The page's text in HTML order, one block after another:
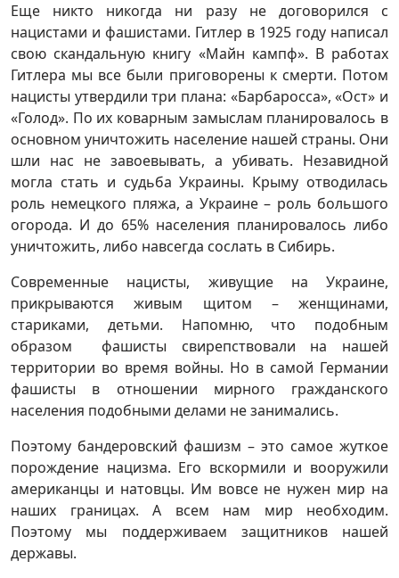
Еще никто никогда ни разу не договорился с
нацистами и фашистами. Гитлер в 1925 году написал
свою скандальную книгу «Майн кампф». В работах
Гитлера мы все были приговорены к смерти. Потом
нацисты утвердили три плана: «Барбаросса», «Ост» и
«Голод». По их коварным замыслам планировалось в
основном уничтожить население нашей страны. Они
шли нас не завоевывать, а убивать. Незавидной
могла стать и судьба Украины. Крыму отводилась
роль немецкого пляжа, а Украине – роль большого
огорода. И до 65% населения планировалось либо
уничтожить, либо навсегда сослать в Сибирь.
Современные нацисты, живущие на Украине,
прикрываются живым щитом – женщинами,
стариками, детьми. Напомню, что подобным
образом фашисты свирепствовали на нашей
территории во время войны. Но в самой Германии
фашисты в отношении мирного гражданского
населения подобными делами не занимались.
Поэтому бандеровский фашизм – это самое жуткое
порождение нацизма. Его вскормили и вооружили
американцы и натовцы. Им вовсе не нужен мир на
наших границах. А всем нам мир необходим.
Поэтому мы поддерживаем защитников нашей
державы.